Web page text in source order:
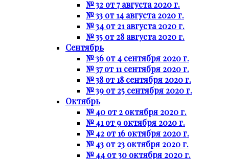
№ 32 от 7 августа 2020 г.
№ 33 от 14 августа 2020 г.
№ 34 от 21 августа 2020 г.
№ 35 от 28 августа 2020 г.
Сентябрь
№ 36 от 4 сентября 2020 г.
№ 37 от 11 сентября 2020 г.
№ 38 от 18 сентября 2020 г.
№ 39 от 25 сентября 2020 г.
Октябрь
№ 40 от 2 октября 2020 г.
№ 41 от 9 октября 2020 г.
№ 42 от 16 октября 2020 г.
№ 43 от 23 октября 2020 г.
№ 44 от 30 октября 2020 г.